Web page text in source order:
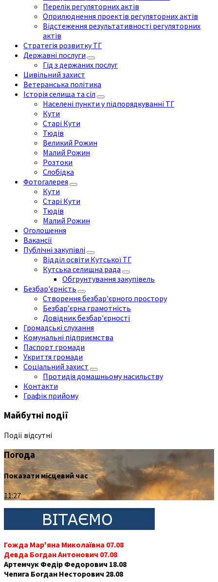
Перелік регуляторних актів
Оприлюднення проектів регуляторних актів
Відстеження результативності регуляторних
актів
Стратегія розвитку ТГ
Державні послуги
Гід з держаних послуг
Цивільний захист
Ветеранська політика
Історія селища та сіл
Населені пункти у підпорядкуванні ТГ
Кути
Старі Кути
Тюдів
Великий Рожин
Малий Рожин
Розтоки
Слобідка
Фотогалерея
Кути
Старі Кути
Тюдів
Малий Рожин
Оголошення
Вакансії
Публічні закупівлі
Відділ освіти Кутської ТГ
Кутська селищна рада
Обгрунтування закупівель
Безбар'єрність
Створення безбар'єрного простору
Безбар’єрна грамотність
Довідник безбар'єрності
Громадські слухання
Комунальні підприємства
Паспорт громади
Укриття громади
Соціальний захист
Протидія домашньому насильству
Контакти
Графік прийому
Майбутні події
Події відсутні
Погода
Показати місцевий час
11:27
Гожда Мар'яна Миколаївна 07.08
Девда Богдан Антонович 07.08
Артемчук Федір Федорович 18.08
Чепига Богдан Несторович 28.08